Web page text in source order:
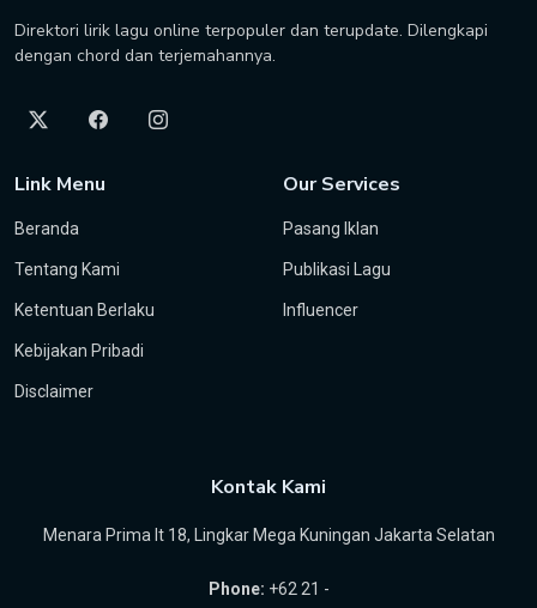
Direktori lirik lagu online terpopuler dan terupdate. Dilengkapi
dengan chord dan terjemahannya.
Link Menu
Beranda
Tentang Kami
Ketentuan Berlaku
Kebijakan Pribadi
Disclaimer
Our Services
Pasang Iklan
Publikasi Lagu
Influencer
Kontak Kami
Menara Prima lt 18, Lingkar Mega Kuningan Jakarta Selatan
Phone: +62 21 -